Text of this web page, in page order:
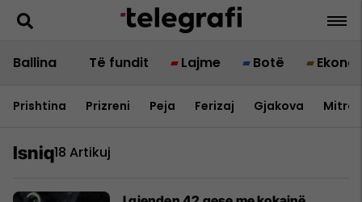
Ballina Të fundit Lajme Botë
Prishtina Prizreni Peja Ferizaj Gjakova
Isniq18 Artikuj